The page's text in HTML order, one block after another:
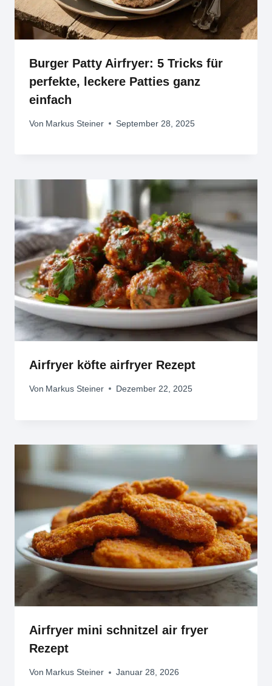
Burger Patty Airfryer: 5 Tricks für
perfekte, leckere Patties ganz
einfach
Von Markus Steiner September 28, 2025
Airfryer köfte airfryer Rezept
Von Markus Steiner Dezember 22, 2025
Airfryer mini schnitzel air fryer
Rezept
Von Markus Steiner Januar 28, 2026